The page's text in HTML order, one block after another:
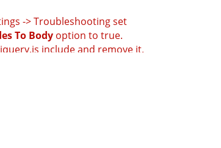
-> Troubleshooting set
To Bodyoption to true.
include and remove it.